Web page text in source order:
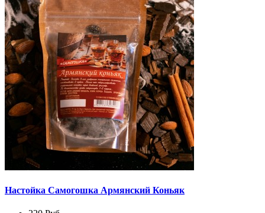
Настойка Самогошка Армянский Коньяк